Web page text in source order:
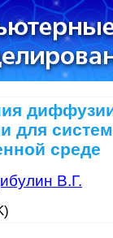
для
среде
В.Г.